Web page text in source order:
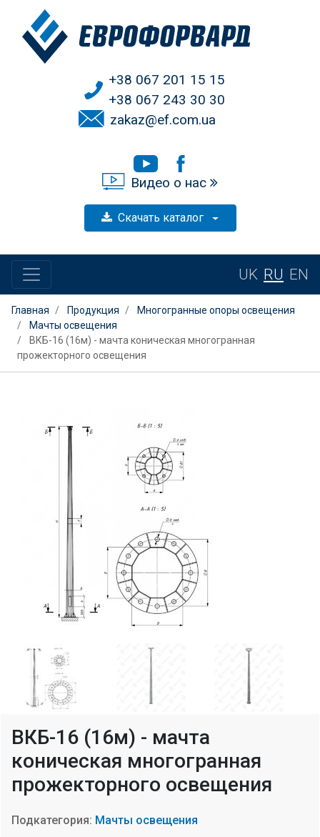
+38 067 201 15 15
+38 067 243 30 30
zakaz@ef.com.ua
Видео о нас
Скачать каталог
UK RU EN
Главная Продукция
Многогранные опоры освещения
Мачты освещения
ВКБ-16 (16м) - мачта коническая многогранная
прожекторного освещения
ВКБ-16 (16м) - мачта
коническая многогранная
прожекторного освещения
Подкатегория: Мачты освещения